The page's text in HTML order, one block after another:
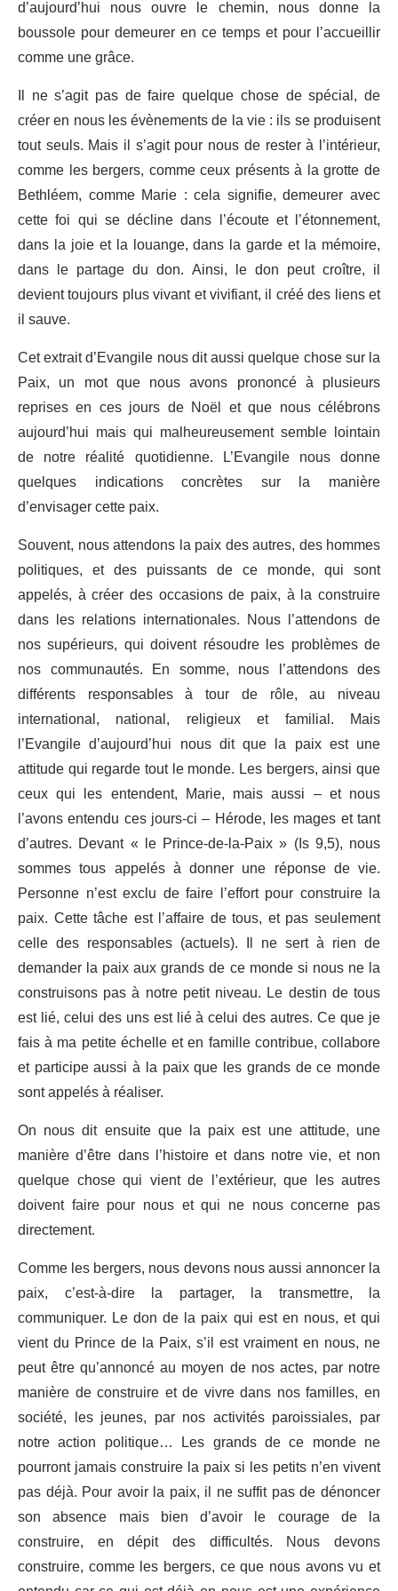
d’aujourd’hui nous ouvre le chemin, nous donne la
boussole pour demeurer en ce temps et pour l’accueillir
comme une grâce.
Il ne s’agit pas de faire quelque chose de spécial, de
créer en nous les évènements de la vie : ils se produisent
tout seuls. Mais il s’agit pour nous de rester à l’intérieur,
comme les bergers, comme ceux présents à la grotte de
Bethléem, comme Marie : cela signifie, demeurer avec
cette foi qui se décline dans l’écoute et l’étonnement,
dans la joie et la louange, dans la garde et la mémoire,
dans le partage du don. Ainsi, le don peut croître, il
devient toujours plus vivant et vivifiant, il créé des liens et
il sauve.
Cet extrait d’Evangile nous dit aussi quelque chose sur la
Paix, un mot que nous avons prononcé à plusieurs
reprises en ces jours de Noël et que nous célébrons
aujourd’hui mais qui malheureusement semble lointain
de notre réalité quotidienne. L’Evangile nous donne
quelques indications concrètes sur la manière
d’envisager cette paix.
Souvent, nous attendons la paix des autres, des hommes
politiques, et des puissants de ce monde, qui sont
appelés, à créer des occasions de paix, à la construire
dans les relations internationales. Nous l’attendons de
nos supérieurs, qui doivent résoudre les problèmes de
nos communautés. En somme, nous l’attendons des
différents responsables à tour de rôle, au niveau
international, national, religieux et familial. Mais
l’Evangile d’aujourd’hui nous dit que la paix est une
attitude qui regarde tout le monde. Les bergers, ainsi que
ceux qui les entendent, Marie, mais aussi – et nous
l’avons entendu ces jours-ci – Hérode, les mages et tant
d’autres. Devant « le Prince-de-la-Paix » (Is 9,5), nous
sommes tous appelés à donner une réponse de vie.
Personne n’est exclu de faire l’effort pour construire la
paix. Cette tâche est l’affaire de tous, et pas seulement
celle des responsables (actuels). Il ne sert à rien de
demander la paix aux grands de ce monde si nous ne la
construisons pas à notre petit niveau. Le destin de tous
est lié, celui des uns est lié à celui des autres. Ce que je
fais à ma petite échelle et en famille contribue, collabore
et participe aussi à la paix que les grands de ce monde
sont appelés à réaliser.
On nous dit ensuite que la paix est une attitude, une
manière d’être dans l’histoire et dans notre vie, et non
quelque chose qui vient de l’extérieur, que les autres
doivent faire pour nous et qui ne nous concerne pas
directement.
Comme les bergers, nous devons nous aussi annoncer la
paix, c’est-à-dire la partager, la transmettre, la
communiquer. Le don de la paix qui est en nous, et qui
vient du Prince de la Paix, s’il est vraiment en nous, ne
peut être qu’annoncé au moyen de nos actes, par notre
manière de construire et de vivre dans nos familles, en
société, les jeunes, par nos activités paroissiales, par
notre action politique… Les grands de ce monde ne
pourront jamais construire la paix si les petits n’en vivent
pas déjà. Pour avoir la paix, il ne suffit pas de dénoncer
son absence mais bien d’avoir le courage de la
construire, en dépit des difficultés. Nous devons
construire, comme les bergers, ce que nous avons vu et